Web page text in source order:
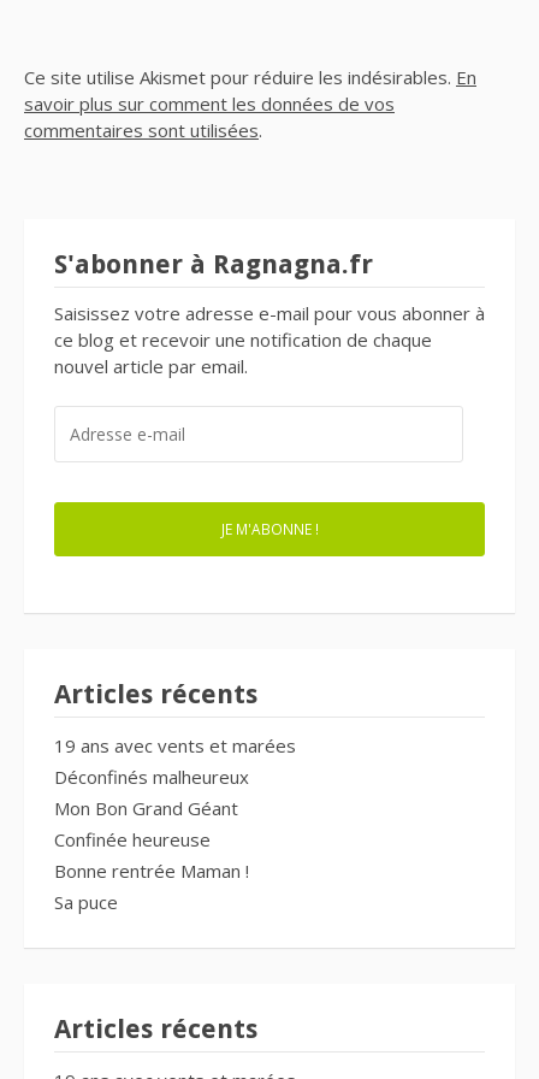
Ce site utilise Akismet pour réduire les indésirables. En
savoir plus sur comment les données de vos
commentaires sont utilisées.
S'abonner à Ragnagna.fr
Saisissez votre adresse e-mail pour vous abonner à
ce blog et recevoir une notification de chaque
nouvel article par email.
MAIL
JE M'ABONNE !
Articles récents
19 ans avec vents et marées
Déconfinés malheureux
Mon Bon Grand Géant
Confinée heureuse
Bonne rentrée Maman !
Sa puce
Articles récents